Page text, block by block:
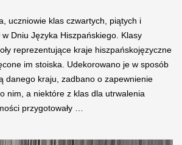
uczniowie klas czwartych, piątych i
w Dniu Języka Hiszpańskiego. Klasy
reprezentujące kraje hiszpańskojęzyczne
im stoiska. Udekorowano je w sposób
danego kraju, zadbano o zapewnienie
nim, a niektóre z klas dla utrwalenia
przygotowały …